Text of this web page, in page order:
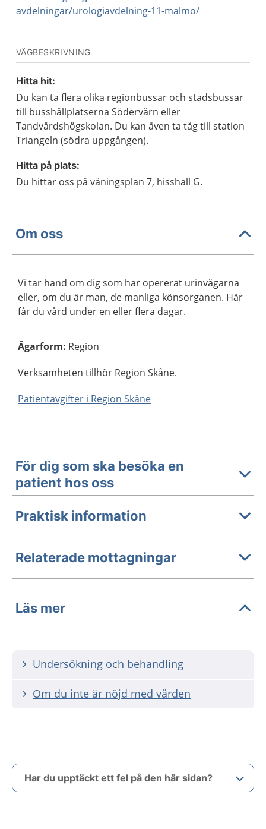
avdelningar/urologiavdelning-11-malmo/
VÄGBESKRIVNING
Hitta hit:
Du kan ta flera olika regionbussar och stadsbussar
till busshållplatserna Södervärn eller
Tandvårdshögskolan. Du kan även ta tåg till station
Triangeln (södra uppgången).
Hitta på plats:
Du hittar oss på våningsplan 7, hisshall G.
Om oss
Vi tar hand om dig som har opererat urinvägarna
eller, om du är man, de manliga könsorganen. Här
får du vård under en eller flera dagar.
Ägarform: Region
Verksamheten tillhör Region Skåne.
Patientavgifter i Region Skåne
För dig som ska besöka en
patient hos oss
Praktisk information
Relaterade mottagningar
Läs mer
Undersökning och behandling
Om du inte är nöjd med vården
Har du upptäckt ett fel på den här sidan?